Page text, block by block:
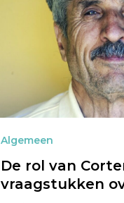
Algemeen
De rol van
vraagstukken